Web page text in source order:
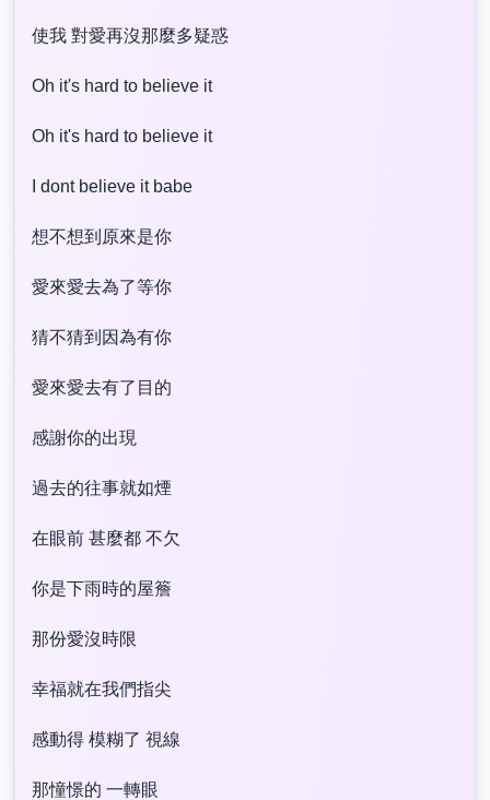
使我 對愛再沒那麼多疑惑
Oh it's hard to believe it
Oh it's hard to believe it
I dont believe it babe
想不想到原來是你
愛來愛去為了等你
猜不猜到因為有你
愛來愛去有了目的
感謝你的出現
過去的往事就如煙
在眼前 甚麼都 不欠
你是下雨時的屋簷
那份愛沒時限
幸福就在我們指尖
感動得 模糊了 視線
那憧憬的 一轉眼